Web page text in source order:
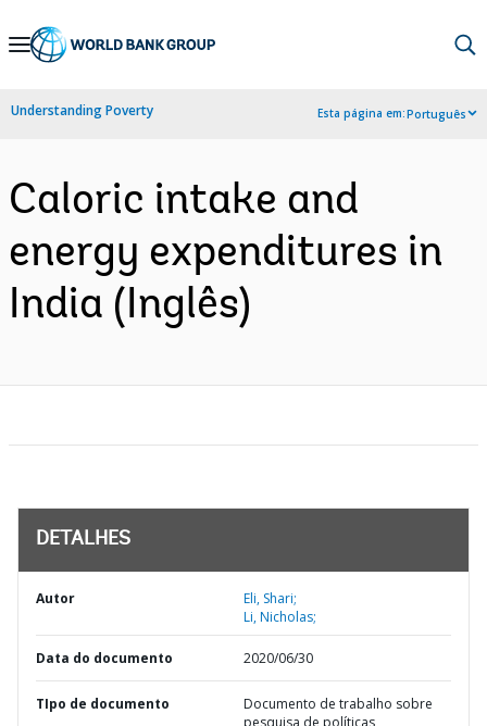
Skip
Navigation
Understanding Poverty Esta página em:Português
Caloric intake and
energy expenditures in
India (Inglês)
DETALHES
Autor
Eli, Shari;
Li, Nicholas;
Data do documento 2020/06/30
TIpo de documento
Documento de trabalho sobre
pesquisa de políticas